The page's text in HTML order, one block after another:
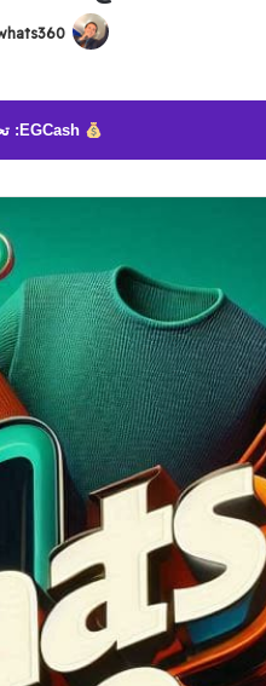
EGCash: تحصيل تلقائي بدون تدخل بشري